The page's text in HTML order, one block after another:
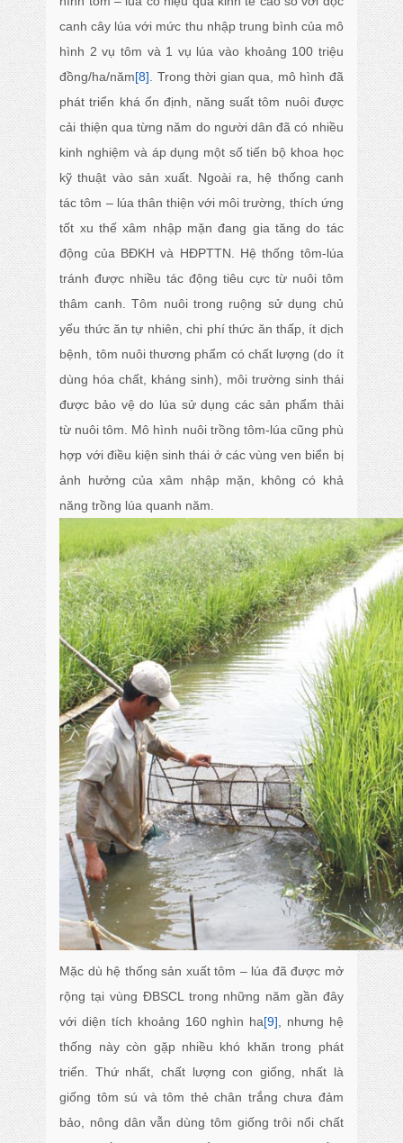
canh cây lúa với mức thu nhập trung bình của mô
hình 2 vụ tôm và 1 vụ lúa vào khoảng 100 triệu
đồng/ha/năm[8] . Trong thời gian qua, mô hình đã
phát triển khá ổn định, năng suất tôm nuôi được
cải thiện qua từng năm do người dân đã có nhiều
kinh nghiệm và áp dụng một số tiến bộ khoa học
kỹ thuật vào sản xuất. Ngoài ra, hệ thống canh
tác tôm – lúa thân thiện với môi trường, thích ứng
tốt xu thế xâm nhập mặn đang gia tăng do tác
động của BĐKH và HĐPTTN. Hệ thống tôm-lúa
tránh được nhiều tác động tiêu cực từ nuôi tôm
thâm canh. Tôm nuôi trong ruộng sử dụng chủ
yếu thức ăn tự nhiên, chi phí thức ăn thấp, ít dịch
bệnh, tôm nuôi thương phẩm có chất lượng (do ít
dùng hóa chất, kháng sinh), môi trường sinh thái
được bảo vệ do lúa sử dụng các sản phẩm thải
từ nuôi tôm. Mô hình nuôi trồng tôm-lúa cũng phù
hợp với điều kiện sinh thái ở các vùng ven biển bị
ảnh hưởng của xâm nhập mặn, không có khả
năng trồng lúa quanh năm.
Mặc dù hệ thống sản xuất tôm – lúa đã được mở
rộng tại vùng ĐBSCL trong những năm gần đây
với diện tích khoảng 160 nghìn ha[9] , nhưng hệ
thống này còn gặp nhiều khó khăn trong phát
triển. Thứ nhất, chất lượng con giống, nhất là
giống tôm sú và tôm thẻ chân trắng chưa đảm
bảo, nông dân vẫn dùng tôm giống trôi nổi chất